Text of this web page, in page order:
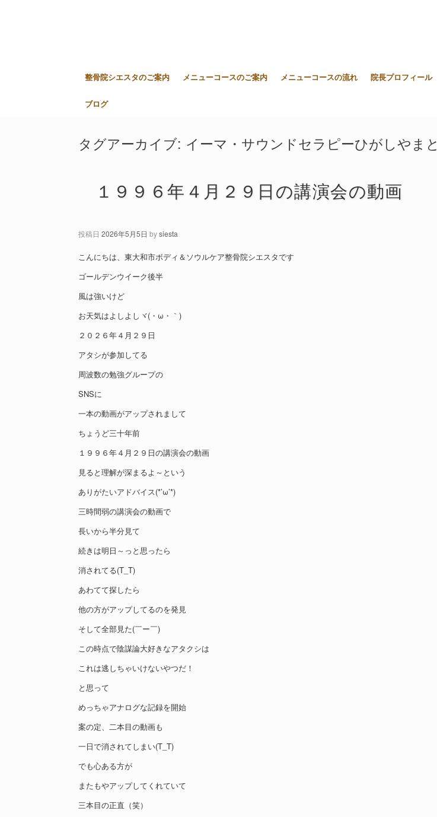
整骨院シエスタのご案内 メニューコースのご案内 メニューコースの流れ 院長プロフィール
ブログ
タグアーカイブ: イーマ・サウンドセラピーひがしやまと
１９９６年４月２９日の講演会の動画
投稿日 2026年5月5日 bysiesta
こんにちは、東大和市ボディ＆ソウルケア整骨院シエスタです
ゴールデンウイーク後半
風は強いけど
お天気はよしよしヾ(・ω・｀)
２０２６年４月２９日
アタシが参加してる
周波数の勉強グループの
SNSに
一本の動画がアップされまして
ちょうど三十年前
１９９６年４月２９日の講演会の動画
見ると理解が深まるよ～という
ありがたいアドバイス(*’ω’*)
三時間弱の講演会の動画で
長いから半分見て
続きは明日～っと思ったら
消されてる(T_T)
あわてて探したら
他の方がアップしてるのを発見
そして全部見た(￣ー￣)
この時点で陰謀論大好きなアタクシは
これは逃しちゃいけないやつだ！
と思って
めっちゃアナログな記録を開始
案の定、二本目の動画も
一日で消されてしまい(T_T)
でも心ある方が
またもやアップしてくれていて
三本目の正直（笑）